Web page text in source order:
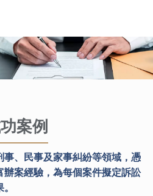
案例
、民事及家事糾紛等領域，憑
案經驗，為每個案件擬定訴訟